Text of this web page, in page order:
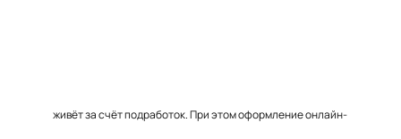
живёт за счёт подработок. При этом оформление онлайн-